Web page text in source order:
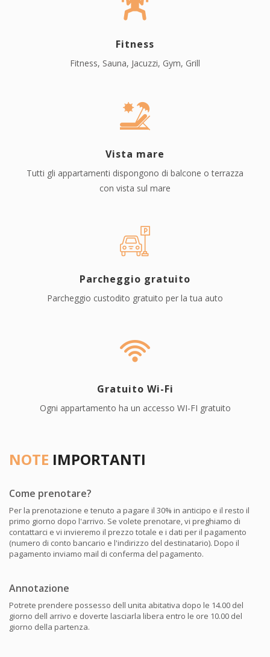
Fitness
Fitness, Sauna, Jacuzzi, Gym, Grill
Vista mare
Tutti gli appartamenti dispongono di balcone o terrazza
con vista sul mare
Parcheggio gratuito
Parcheggio custodito gratuito per la tua auto
Gratuito Wi-Fi
Ogni appartamento ha un accesso WI-FI gratuito
NOTE IMPORTANTI
Come prenotare?
Per la prenotazione e tenuto a pagare il 30% in anticipo e il resto il
primo giorno dopo l'arrivo. Se volete prenotare, vi preghiamo di
contattarci e vi invieremo il prezzo totale e i dati per il pagamento
(numero di conto bancario e l'indirizzo del destinatario). Dopo il
pagamento inviamo mail di conferma del pagamento.
Annotazione
Potrete prendere possesso dell unita abitativa dopo le 14.00 del
giorno dell arrivo e doverte lasciarla libera entro le ore 10.00 del
giorno della partenza.